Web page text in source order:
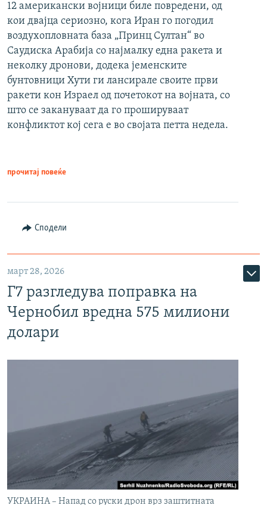
12 американски војници биле повредени, од
кои двајца сериозно, кога Иран го погодил
воздухопловната база „Принц Султан“ во
Саудиска Арабија со најмалку една ракета и
неколку дронови, додека јеменските
бунтовници Хути ги лансирале своите први
ракети кон Израел од почетокот на војната, со
што се закануваат да го прошируваат
конфликтот кој сега е во својата петта недела.
прочитај повеќе
Сподели
март 28, 2026
Г7 разгледува поправка на
Чернобил вредна 575 милиони
долари
УКРАИНА – Напад со руски дрон врз заштитната